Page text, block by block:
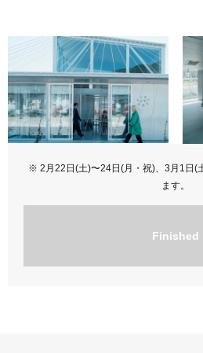
※ 2月22日(土)〜24日(月・祝)、3月1日(
ます。
Finished